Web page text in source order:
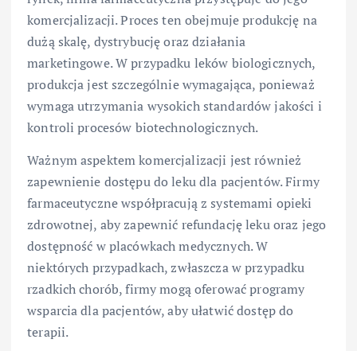
komercjalizacji. Proces ten obejmuje produkcję na
dużą skalę, dystrybucję oraz działania
marketingowe. W przypadku leków biologicznych,
produkcja jest szczególnie wymagająca, ponieważ
wymaga utrzymania wysokich standardów jakości i
kontroli procesów biotechnologicznych.
Ważnym aspektem komercjalizacji jest również
zapewnienie dostępu do leku dla pacjentów. Firmy
farmaceutyczne współpracują z systemami opieki
zdrowotnej, aby zapewnić refundację leku oraz jego
dostępność w placówkach medycznych. W
niektórych przypadkach, zwłaszcza w przypadku
rzadkich chorób, firmy mogą oferować programy
wsparcia dla pacjentów, aby ułatwić dostęp do
terapii.